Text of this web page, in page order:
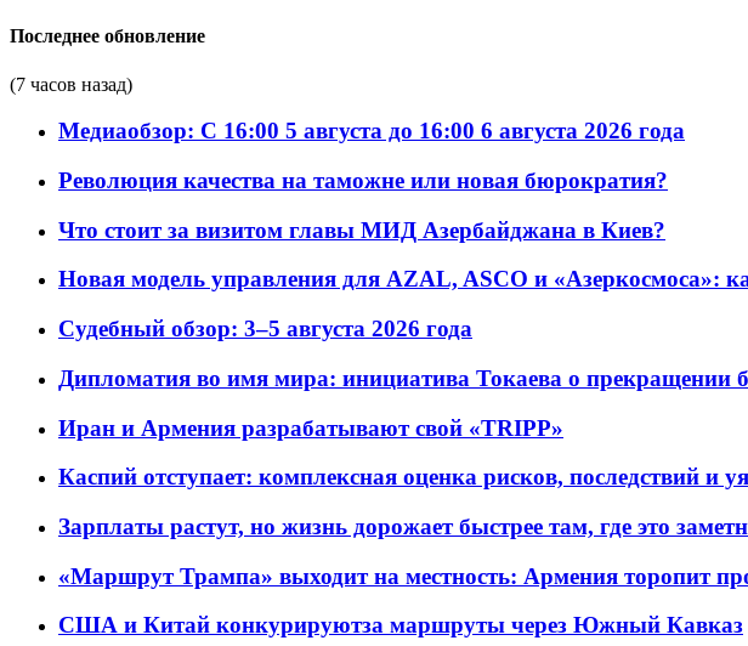
Последнее обновление
(7 часов назад)
Медиаобзор: С 16:00 5 августа до 16:00 6 августа 2026 года
Революция качества на таможне или новая бюрократия?
Что стоит за визитом главы МИД Азербайджана в Киев?
Новая модель управления для AZAL, ASCO и «Азеркосмоса»:
Судебный обзор: 3–5 августа 2026 года
Дипломатия во имя мира: инициатива Токаева о прекращении
Иран и Армения разрабатывают свой «TRIPP»
Каспий отступает: комплексная оценка рисков, последствий и
Зарплаты растут, но жизнь дорожает быстрее там, где это
«Маршрут Трампа» выходит на местность: Армения торопит
США и Китай конкурируютза маршруты через Южный Кавказ